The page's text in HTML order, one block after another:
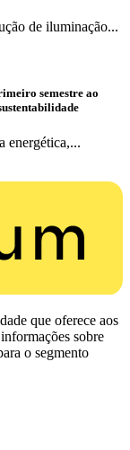
de iluminação...
semestre ao
energética,...
que oferece aos
sobre
o segmento